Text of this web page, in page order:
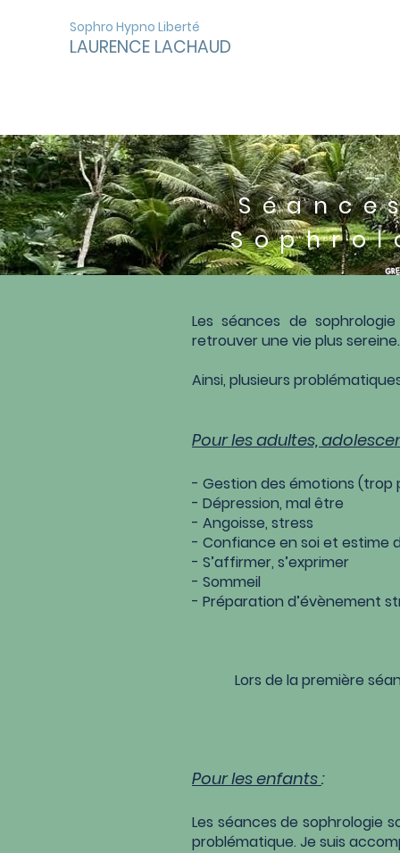
Sophro Hypno Liberté
LAURENCE LACHAUD
Les séances de
retrouver une vie plus sereine.
Ainsi, plusieurs
Pour les adultes,
- Gestion des émotions (trop
- Dépression, mal être
- Angoisse, stress
- Confiance en soi et estime
- S’affirmer, s’exprimer
- Sommeil
- Préparation d’évènement
Lors de la première
Pour les enfants:
Les séances de sophrologie
problématique. Je suis